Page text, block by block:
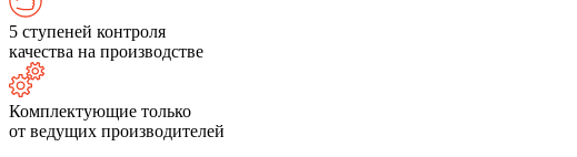
5 ступеней контроля
качества на производстве
Комплектующие только
от ведущих производителей